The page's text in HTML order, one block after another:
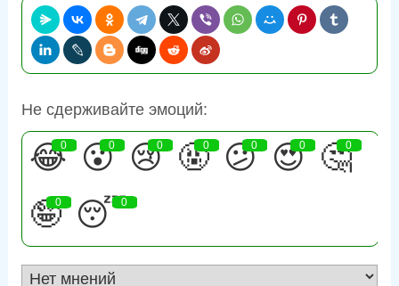
Не сдерживайте эмоций:
😂
0 😮
0 😢
0 🤬
0 😕
0 😍
0 🤔
0
🤪
0 😴
0